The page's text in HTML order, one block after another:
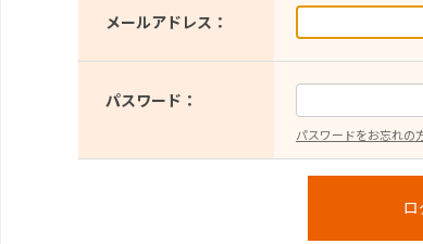
メールアドレス：
パスワード：
パスワードをお忘れの